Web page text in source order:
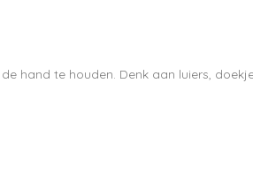
hand te houden. Denk aan luiers,